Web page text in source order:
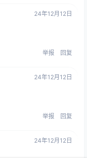
24年12月12日
举报 回复
24年12月12日
举报 回复
24年12月12日